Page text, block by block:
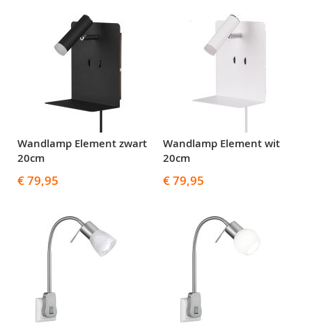
Wandlamp Element zwart
20cm
€ 79,95
Wandlamp Element wit
20cm
€ 79,95